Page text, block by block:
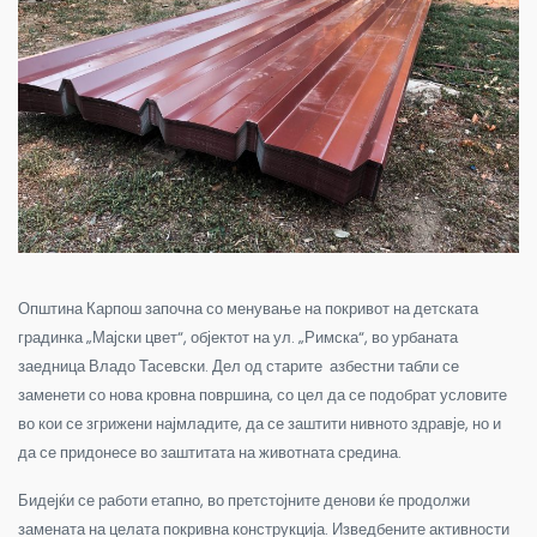
Општина Карпош започна со менување на покривот на детската
градинка „Мајски цвет“, објектот на ул. „Римска“, во урбаната
заедница Владо Тасевски. Дел од старите азбестни табли се
заменети со нова кровна површина, со цел да се подобрат условите
во кои се згрижени најмладите, да се заштити нивното здравје, но и
да се придонесе во заштитата на животната средина.
Бидејќи се работи етапно, во претстојните денови ќе продолжи
замената на целата покривна конструкција. Изведбените активности